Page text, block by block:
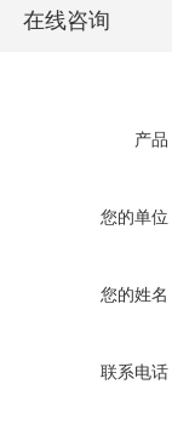
在线咨询
产品
您的单位
您的姓名
联系电话